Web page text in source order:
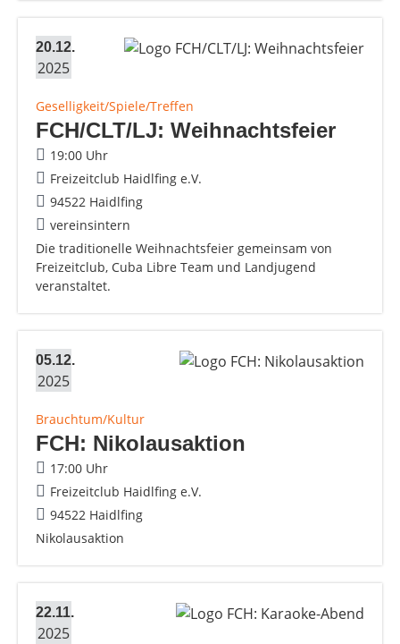
20.12.
2025
Geselligkeit/Spiele/Treffen
FCH/CLT/LJ: Weihnachtsfeier
19:00 Uhr
Freizeitclub Haidlfing e.V.
94522 Haidlfing
vereinsintern
Die traditionelle Weihnachtsfeier gemeinsam von
Freizeitclub, Cuba Libre Team und Landjugend
veranstaltet.
05.12.
2025
Brauchtum/Kultur
FCH: Nikolausaktion
17:00 Uhr
Freizeitclub Haidlfing e.V.
94522 Haidlfing
Nikolausaktion
22.11.
2025